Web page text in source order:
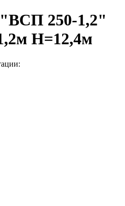
250-1,2"
Н=12,4м